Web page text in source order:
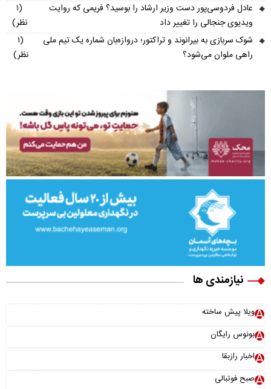
عادل فردوسی‌پور دست وزیر ارشاد را بوسید؟ فریمی که روایت
ویدیوی جنجالی را تغییر داد
(۱
نظر)
شوک سربازی به بیرانوند و تراکتور؛ دروازه‌بان شماره یک تیم ملی
راهی ملوان می‌شود؟
(۱
نظر)
نیازمندی ها
ویلا پیش ساخته
بونوس رایگان
اخبار رازبقا
صبح فوتبالی